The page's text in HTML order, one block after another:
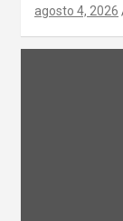
agosto 4, 2026